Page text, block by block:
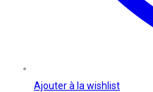
Ajouter à la wishlist